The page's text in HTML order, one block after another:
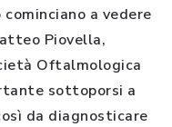
a vedere
Piovella,
Oftalmologica
sottoporsi a
da diagnosticare